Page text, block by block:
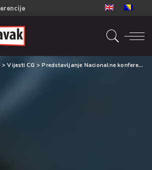
cilj BiH/CG
cilj SRB
goal ENG
cilj 2
>Vijesti CG >Predstavljanje Nacionalne konferencije na RTCG